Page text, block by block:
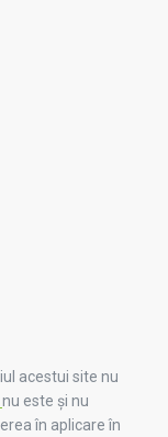
acestui site nu
nu este și nu
în aplicare în